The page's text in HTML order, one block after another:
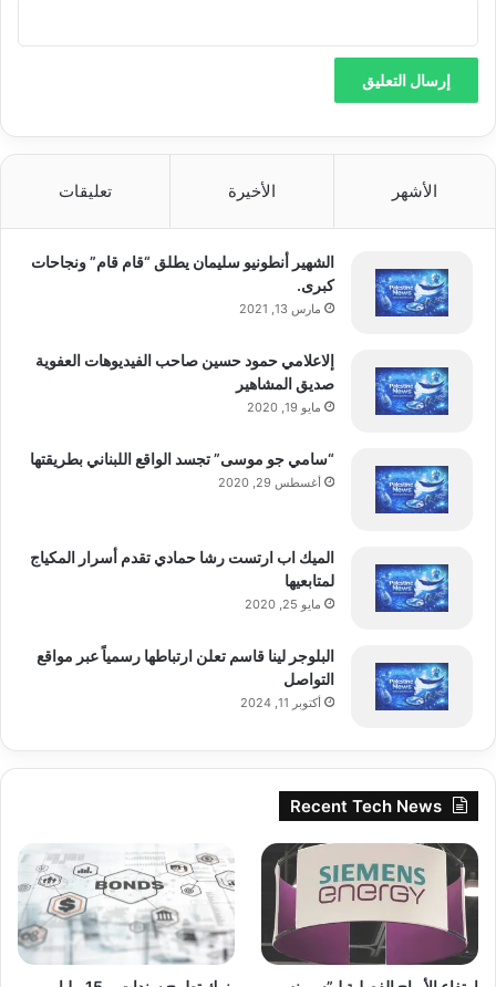
الأشهر الأخيرة تعليقات
الشهير أنطونيو سليمان يطلق “قام قام” ونجاحات
كبرى.
مارس 13, 2021
إلاعلامي حمود حسين صاحب الفيديوهات العفوية
صديق المشاهير
مايو 19, 2020
“سامي جو موسى” تجسد الواقع اللبناني بطريقتها
أغسطس 29, 2020
الميك اب ارتست رشا حمادي تقدم أسرار المكياج
لمتابعيها
مايو 25, 2020
البلوجر لينا قاسم تعلن ارتباطها رسمياً عبر مواقع
التواصل
أكتوبر 11, 2024
Recent Tech News